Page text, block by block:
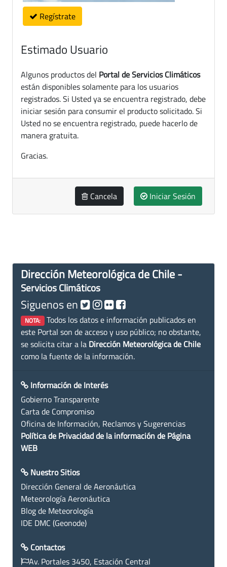
Regístrate
Estimado Usuario
Algunos productos del Portal de Servicios Climáticos
están disponibles solamente para los usuarios
registrados. Si Usted ya se encuentra registrado, debe
iniciar sesión para consumir el producto solicitado. Si
Usted no se encuentra registrado, puede hacerlo de
manera gratuita.
Gracias.
Cancela Iniciar Sesión
Dirección Meteorológica de Chile -
Servicios Climáticos
Siguenos en
NOTA: Todos los datos e información publicados en
este Portal son de acceso y uso público; no obstante,
se solicita citar a la Dirección Meteorológica de Chile
como la fuente de la información.
Información de Interés
Gobierno Transparente
Carta de Compromiso
Oficina de Información, Reclamos y Sugerencias
Política de Privacidad de la información de Página
WEB
Nuestro Sitios
Dirección General de Aeronáutica
Meteorología Aeronáutica
Blog de Meteorología
IDE DMC (Geonode)
Contactos
Av. Portales 3450, Estación Central